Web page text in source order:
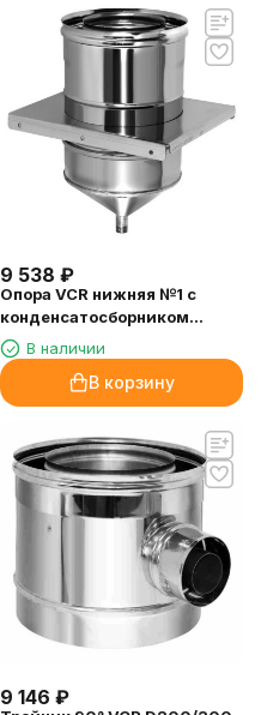
9 538 ₽
Опора VCR нижняя №1 с
конденсатосборником
D180/280, AISI 321/304
(Вулкан)
В наличии
В корзину
9 146 ₽